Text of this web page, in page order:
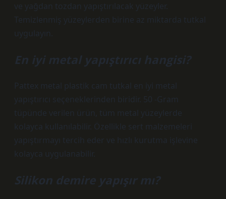
ve yağdan tozdan yapıştırılacak yüzeyler.
Temizlenmiş yüzeylerden birine az miktarda tutkal
uygulayın.
En iyi metal yapıştırıcı hangisi?
Pattex metal plastik cam tutkal en iyi metal
yapıştırıcı seçeneklerinden biridir. 50 -Gram
tüpünde verilen ürün, tüm metal yüzeylerde
kolayca kullanılabilir. Özellikle sert malzemeleri
yapıştırmayı tercih eder ve hızlı kurutma işlevine
kolayca uygulanabilir.
Silikon demire yapışır mı?